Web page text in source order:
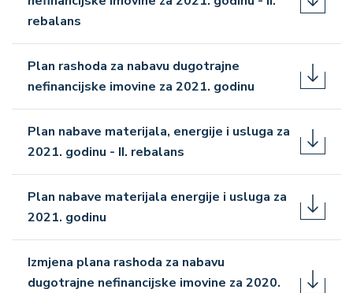
rebalans
Plan rashoda za nabavu dugotrajne
nefinancijske imovine za 2021. godinu
Plan nabave materijala, energije i usluga za
2021. godinu - II. rebalans
Plan nabave materijala energije i usluga za
2021. godinu
Izmjena plana rashoda za nabavu
dugotrajne nefinancijske imovine za 2020.